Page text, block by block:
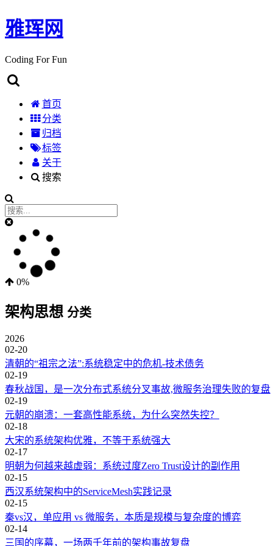
雅珲网
Coding For Fun
首页
分类
归档
标签
关于
搜索
0%
架构思想 分类
2026
02-20
清朝的“祖宗之法”:系统稳定中的危机-技术债务
02-19
春秋战国，是一次分布式系统分叉事故,微服务治理失败的复盘
02-19
元朝的崩溃：一套高性能系统，为什么突然失控？
02-18
大宋的系统架构优雅，不等于系统强大
02-17
明朝为何越来越虚弱：系统过度Zero Trust设计的副作用
02-15
西汉系统架构中的ServiceMesh实践记录
02-15
秦vs汉，单应用 vs 微服务，本质是规模与复杂度的博弈
02-14
三国的序幕，一场两千年前的架构事故复盘